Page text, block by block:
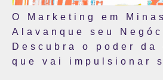
O Marketing em
Alavanque seu
Descubra o poder da
que vai impulsionar